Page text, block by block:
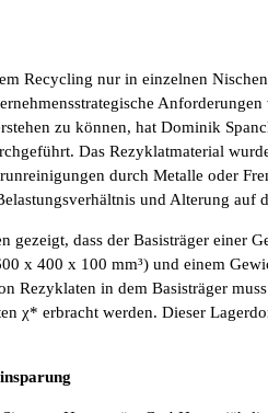
Recycling nur in einzelnen
zu können, hat Dominik
Das Rezyklatmaterial
durch Metalle oder
und Alterung auf
gezeigt, dass der Basisträger einer
x 400 x 100 mm³) und einem
Rezyklaten in dem Basisträger
χ* erbracht werden. Dieser